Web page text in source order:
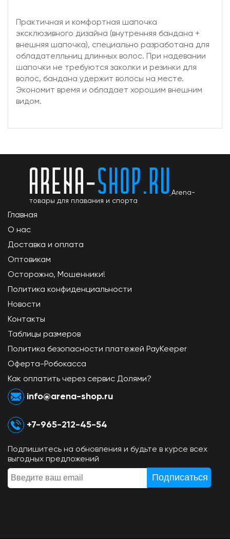
Практичная и комфортная шапочка
эксклюзивного дизайна (внутренняя бандана +
внешняя шапочка), специально разработана для
обладателльниц длинных волос. При надевании
шапочки не требуются заколки и резинки для
волос, бандана удержит волосы на месте.
Экономит время и обладает хорошим внешним
видом.
Arena-
товары для плавания и спорта
Главная
О нас
Доставка и оплата
Оптовикам
Осторожно, Мошенники!
Политика конфиденциальности
Новости
Контакты
Таблицы размеров
Политика безопасности платежей PayKeeper
Оферта-Робокасса
Как оплатить через сервис Долями?
info@arena-shop.ru
+7-965-212-45-54
Подпишитесь на обновления и будьте в курсе всех
выгодных предложений